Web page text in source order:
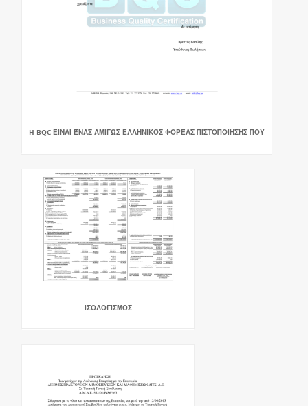
H BQC ΕΊΝΑΙ ΈΝΑΣ ΑΜΙΓΏΣ ΕΛΛΗΝΙΚΌΣ ΦΟΡΈΑΣ ΠΙΣΤΟΠΟΊΗΣΗΣ ΠΟΥ
ΙΣΟΛΟΓΙΣΜΟΣ